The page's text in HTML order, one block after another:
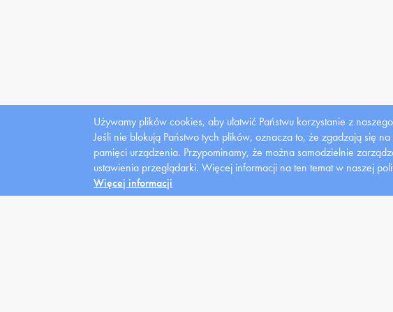
Dla
mediów
Gazeta
Uczelniana
Używamy plików cookies, aby ułatwić Państwu korzystanie z
Jeśli nie blokują Państwo tych plików, oznacza to, że zgadzają się
pamięci urządzenia. Przypominamy, że można samodzielnie
ustawienia przeglądarki.Więcej informacji na ten temat w naszej
Więcej informacji